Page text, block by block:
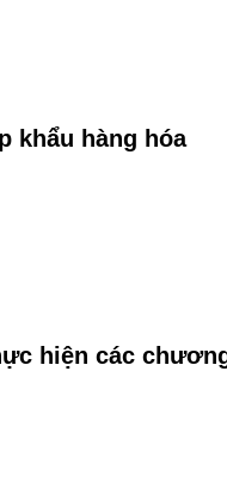
khẩu hàng hóa
hiện các